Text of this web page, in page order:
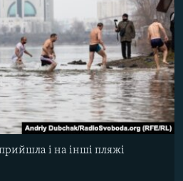
і на інші пляжі